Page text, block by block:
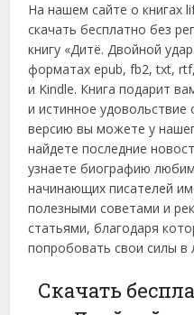
На нашем сайте о книгах
скачать бесплатно без
книгу «Дитё. Двойной
форматах epub, fb2, txt,
и Kindle. Книга подарит
и истинное
версию вы можете у
найдете последние
узнаете биографию
начинающих писателей
полезными советами и
статьями, благодаря
попробовать свои силы в
Скачать